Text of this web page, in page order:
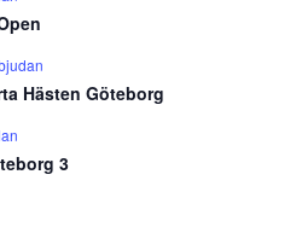
Hästen Göteborg
3